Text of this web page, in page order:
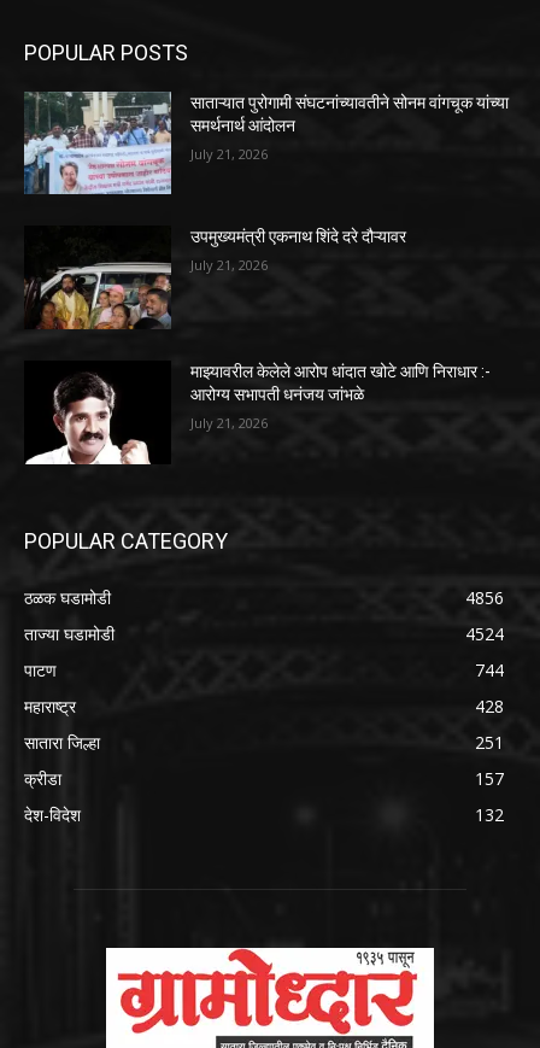
POPULAR POSTS
साताऱ्यात पुरोगामी संघटनांच्यावतीने सोनम वांगचूक यांच्या
समर्थनार्थ आंदोलन
July 21, 2026
उपमुख्यमंत्री एकनाथ शिंदे दरे दौऱ्यावर
July 21, 2026
माझ्यावरील केलेले आरोप धांदात खोटे आणि निराधार :-
आरोग्य सभापती धनंजय जांभळे
July 21, 2026
POPULAR CATEGORY
ठळक घडामोडी
4856
ताज्या घडामोडी
4524
पाटण
744
महाराष्ट्र
428
सातारा जिल्हा
251
क्रीडा
157
देश-विदेश
132